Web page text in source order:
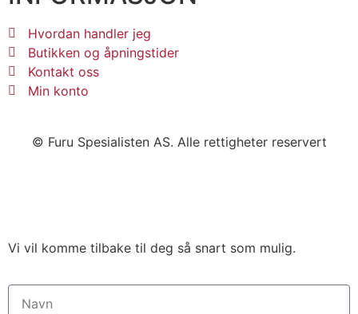
Hvordan handler jeg
Butikken og åpningstider
Kontakt oss
Min konto
© Furu Spesialisten AS. Alle rettigheter reservert
Vi vil komme tilbake til deg så snart som mulig.